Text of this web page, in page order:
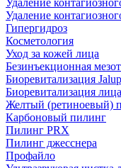
Удаление
Удаление
Гипергидроз
Косметология
Уход за кожей лица
Безинъекционная
Биоревитализация
Биоревитализация лица
Желтый (ретиноевый)
Карбоновый пилинг
Пилинг PRX
Пилинг джесснера
Профайло